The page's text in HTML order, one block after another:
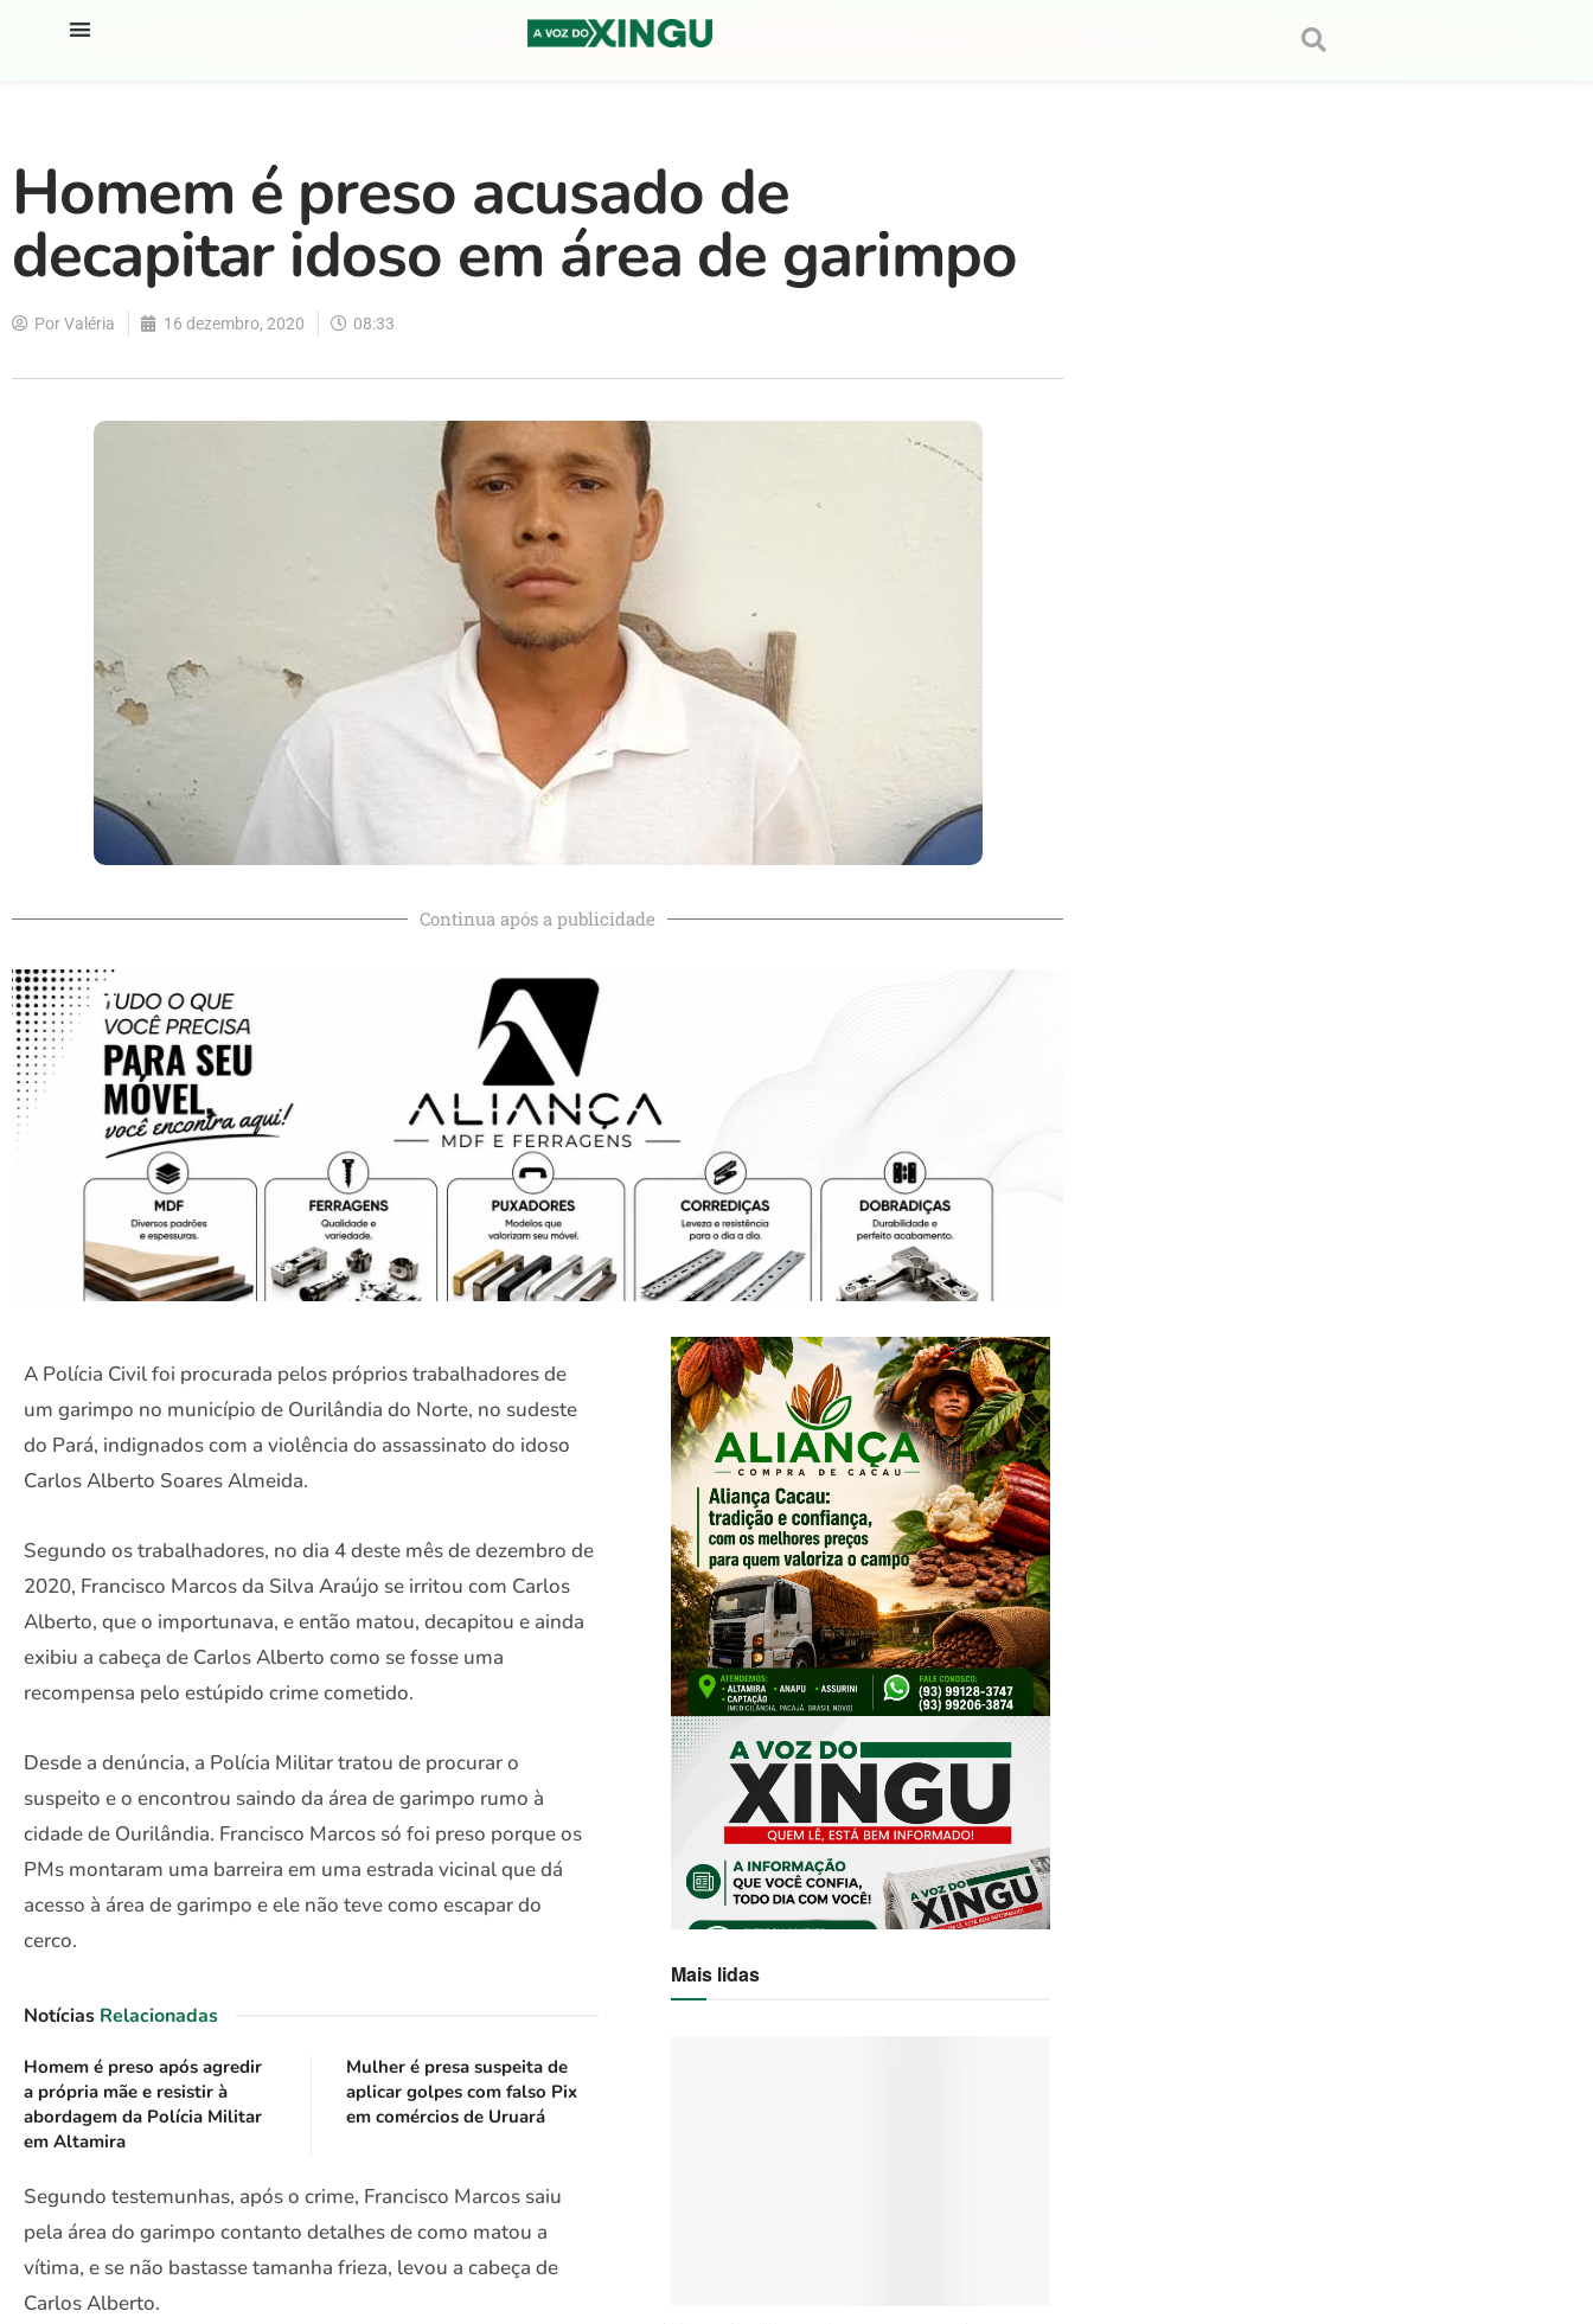
Homem é preso acusado de
decapitar idoso em área de garimpo
PorValéria 16 dezembro, 2020 08:33
Continua após a publicidade
A Polícia Civil foi procurada pelos próprios trabalhadores de
um garimpo no município de Ourilândia do Norte, no sudeste
do Pará, indignados com a violência do assassinato do idoso
Carlos Alberto Soares Almeida.
Segundo os trabalhadores, no dia 4 deste mês de dezembro de
2020, Francisco Marcos da Silva Araújo se irritou com Carlos
Alberto, que o importunava, e então matou, decapitou e ainda
exibiu a cabeça de Carlos Alberto como se fosse uma
recompensa pelo estúpido crime cometido.
Desde a denúncia, a Polícia Militar tratou de procurar o
suspeito e o encontrou saindo da área de garimpo rumo à
cidade de Ourilândia. Francisco Marcos só foi preso porque os
PMs montaram uma barreira em uma estrada vicinal que dá
acesso à área de garimpo e ele não teve como escapar do
cerco.
Notícias Relacionadas
Homem é preso após agredir
a própria mãe e resistir à
abordagem da Polícia Militar
em Altamira
Mulher é presa suspeita de
aplicar golpes com falso Pix
em comércios de Uruará
Segundo testemunhas, após o crime, Francisco Marcos saiu
pela área do garimpo contanto detalhes de como matou a
vítima, e se não bastasse tamanha frieza, levou a cabeça de
Carlos Alberto.
Mais lidas